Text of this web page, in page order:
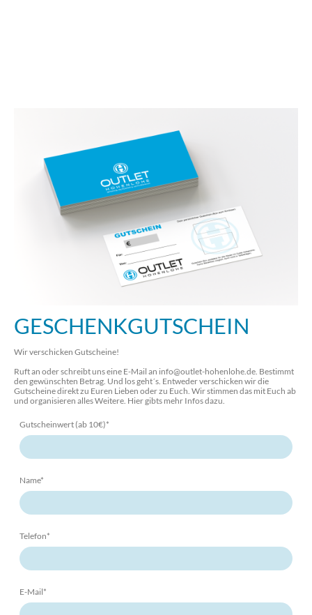
GESCHENKGUTSCHEIN
Wir verschicken Gutscheine!
Ruft an oder schreibt uns eine E-Mail an info@outlet-hohenlohe.de. Bestimmt
den gewünschten Betrag. Und los geht´s. Entweder verschicken wir die
Gutscheine direkt zu Euren Lieben oder zu Euch. Wir stimmen das mit Euch ab
und organisieren alles Weitere. Hier gibts mehr Infos dazu.
Gutscheinwert (ab 10€)*
Name*
Telefon*
E-Mail*